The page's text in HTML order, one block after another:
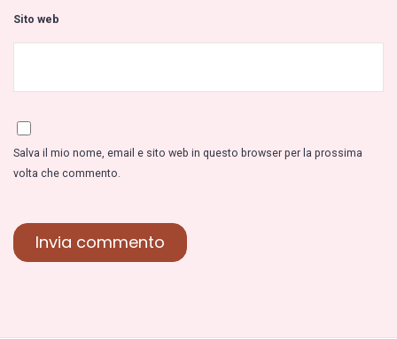
Sito web
Salva il mio nome, email e sito web in questo browser per la prossima
volta che commento.